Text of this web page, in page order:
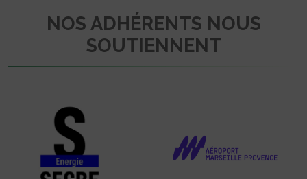
NOS ADHÉRENTS NOUS
SOUTIENNENT